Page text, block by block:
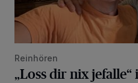
Reinhören
„Loss dir nix jefalle“